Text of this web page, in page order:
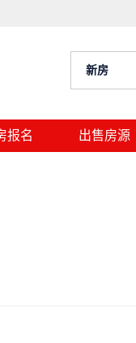
新房
报名 出售房源